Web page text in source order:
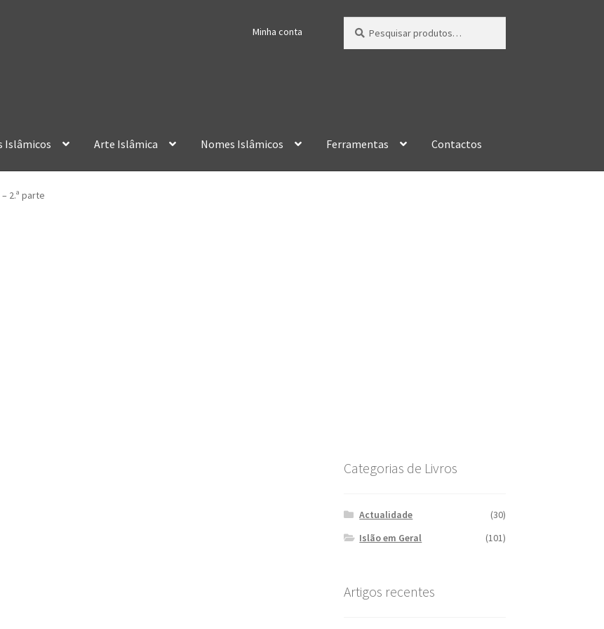
Minha conta
por:
Islâmicos Arte Islâmica Nomes Islâmicos Ferramentas Contactos
2.ª parte
Categorias de Livros
Actualidade
(30)
Islão em Geral
(101)
Artigos recentes